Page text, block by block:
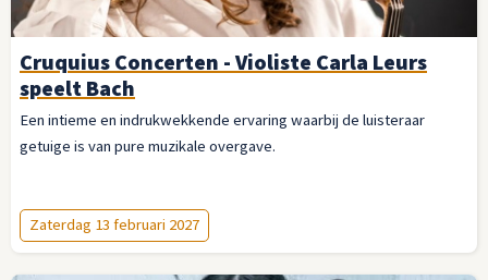
Cruquius Concerten - Violiste Carla Leurs
speelt Bach
Een intieme en indrukwekkende ervaring waarbij de luisteraar
getuige is van pure muzikale overgave.
Zaterdag 13 februari 2027